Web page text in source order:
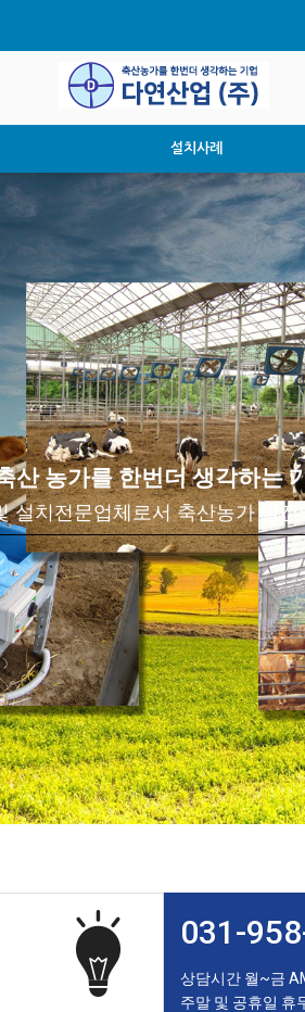
설치사례
산 농가를 한번더 생각하는
설치전문업체로서 축산농가 발
031-
상담시간 월~금
주말 및 공휴일 휴